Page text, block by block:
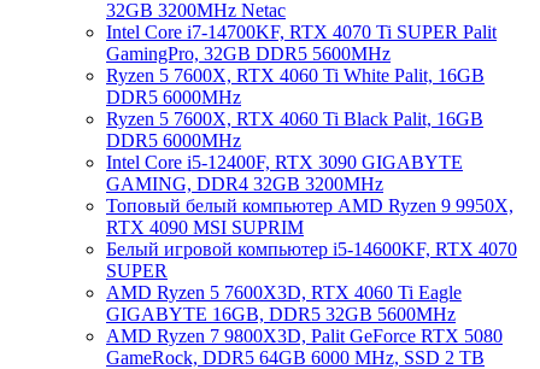
32GB 3200MHz Netac
Intel Core i7-14700KF, RTX 4070 Ti SUPER Palit
GamingPro, 32GB DDR5 5600MHz
Ryzen 5 7600X, RTX 4060 Ti White Palit, 16GB
DDR5 6000MHz
Ryzen 5 7600X, RTX 4060 Ti Black Palit, 16GB
DDR5 6000MHz
Intel Core i5-12400F, RTX 3090 GIGABYTE
GAMING, DDR4 32GB 3200MHz
Топовый белый компьютер AMD Ryzen 9 9950X,
RTX 4090 MSI SUPRIM
Белый игровой компьютер i5-14600KF, RTX 4070
SUPER
AMD Ryzen 5 7600X3D, RTX 4060 Ti Eagle
GIGABYTE 16GB, DDR5 32GB 5600MHz
AMD Ryzen 7 9800X3D, Palit GeForce RTX 5080
GameRock, DDR5 64GB 6000 MHz, SSD 2 TB